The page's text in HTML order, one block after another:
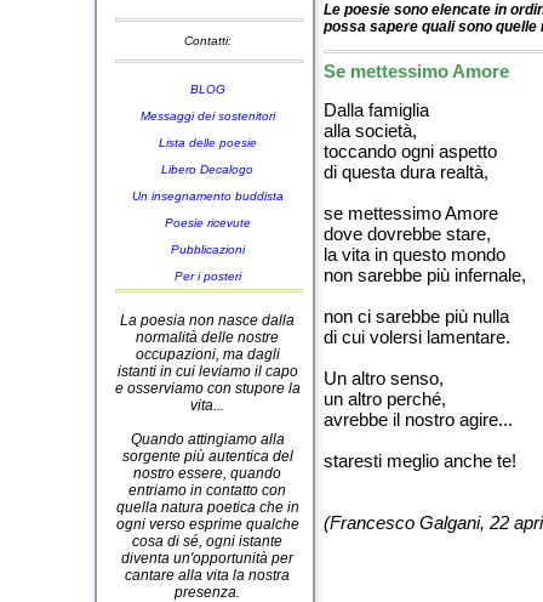
Contatti:
BLOG
Messaggi dei sostenitori
Lista delle poesie
Libero Decalogo
Un insegnamento buddista
Poesie ricevute
Pubblicazioni
Per i posteri
La poesia non nasce dalla
normalità delle nostre
occupazioni, ma dagli
istanti in cui leviamo il capo
e osserviamo con stupore la
vita...
Quando attingiamo alla
sorgente più autentica del
nostro essere, quando
entriamo in contatto con
quella natura poetica che in
ogni verso esprime qualche
cosa di sé, ogni istante
diventa un'opportunità per
cantare alla vita la nostra
presenza.
Le poesie sono elencate in
possa sapere quali sono
Se mettessimo Amore
Dalla famiglia
alla società,
toccando ogni aspetto
di questa dura realtà,
se mettessimo Amore
dove dovrebbe stare,
la vita in questo mondo
non sarebbe più infernale,
non ci sarebbe più nulla
di cui volersi lamentare.
Un altro senso,
un altro perché,
avrebbe il nostro agire...
staresti meglio anche te!
(Francesco Galgani, 22